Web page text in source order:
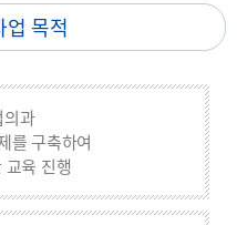
업 목적
과
를 구축하여
교육 진행